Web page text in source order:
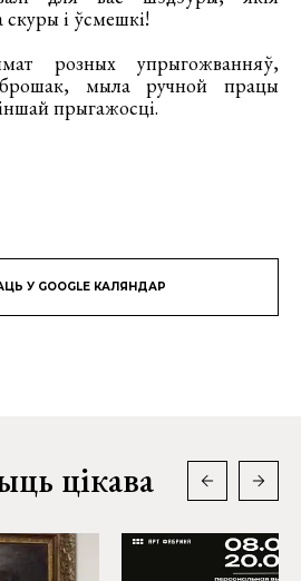
і ўсмешкі!
розных упрыгожванняў,
мыла ручной працы
прыгажосці.
У GOOGLE КАЛЯНДАР
цікава